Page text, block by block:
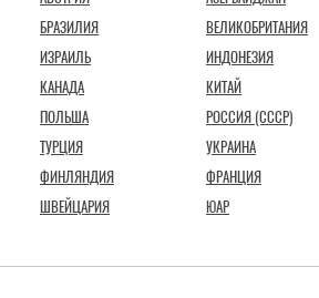
БРАЗИЛИЯ ВЕЛИКОБРИТАНИЯ
ИЗРАИЛЬ ИНДОНЕЗИЯ
КАНАДА КИТАЙ
ПОЛЬША РОССИЯ (СССР)
ТУРЦИЯ УКРАИНА
ФИНЛЯНДИЯ ФРАНЦИЯ
ШВЕЙЦАРИЯ ЮАР